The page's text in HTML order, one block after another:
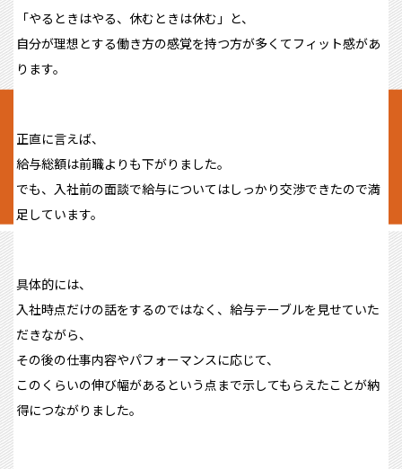
「やるときはやる、休むときは休む」と、
自分が理想とする働き方の感覚を持つ方が多くてフィット感があ
ります。
正直に言えば、
給与総額は前職よりも下がりました。
でも、入社前の面談で給与についてはしっかり交渉できたので満
足しています。
具体的には、
入社時点だけの話をするのではなく、給与テーブルを見せていた
だきながら、
その後の仕事内容やパフォーマンスに応じて、
このくらいの伸び幅があるという点まで示してもらえたことが納
得につながりました。